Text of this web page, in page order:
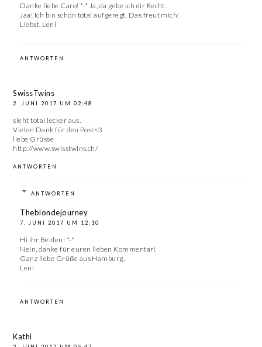
Danke liebe Caro! *-* Ja, da gebe ich dir Recht.
Jaa! Ich bin schon total aufgeregt. Das freut mich!
Liebst, Leni
ANTWORTEN
SwissTwins
2. JUNI 2017 UM 02:48
sieht total lecker aus.
Vielen Dank für den Post<3
liebe Grüsse
http://www.swisstwins.ch/
ANTWORTEN
ANTWORTEN
Theblondejourney
7. JUNI 2017 UM 12:10
Hi ihr Beiden! *-*
Nein, danke für euren lieben Kommentar!
Ganz liebe Grüße aus Hamburg,
Leni
ANTWORTEN
Kathi